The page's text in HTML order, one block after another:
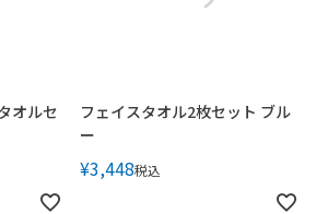
オルセ
フェイスタオル2枚セット ブル
ー
¥3,448税込